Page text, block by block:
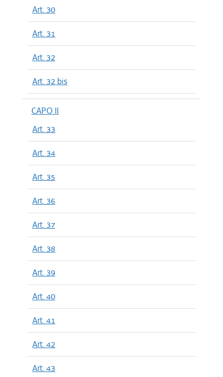
Art. 30
Art. 31
Art. 32
Art. 32 bis
CAPO II
Art. 33
Art. 34
Art. 35
Art. 36
Art. 37
Art. 38
Art. 39
Art. 40
Art. 41
Art. 42
Art. 43